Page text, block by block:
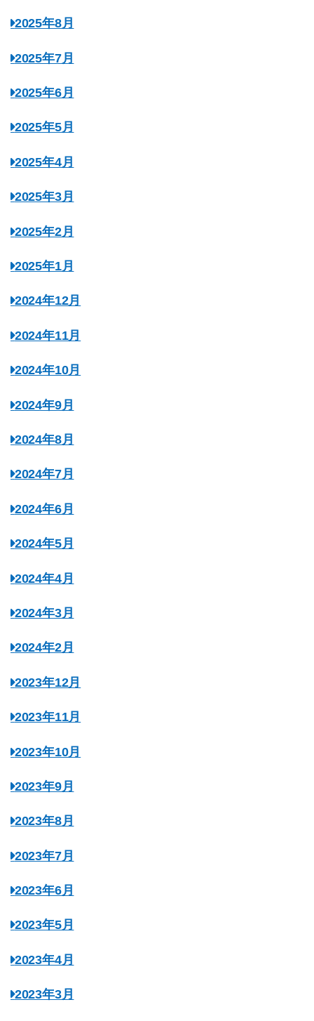
2025年8月
2025年7月
2025年6月
2025年5月
2025年4月
2025年3月
2025年2月
2025年1月
2024年12月
2024年11月
2024年10月
2024年9月
2024年8月
2024年7月
2024年6月
2024年5月
2024年4月
2024年3月
2024年2月
2023年12月
2023年11月
2023年10月
2023年9月
2023年8月
2023年7月
2023年6月
2023年5月
2023年4月
2023年3月